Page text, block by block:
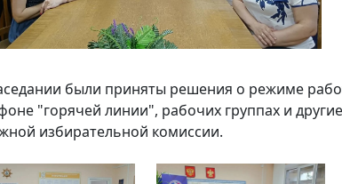
были приняты решения о режиме
"горячей линии", рабочих группах и
избирательной комиссии.